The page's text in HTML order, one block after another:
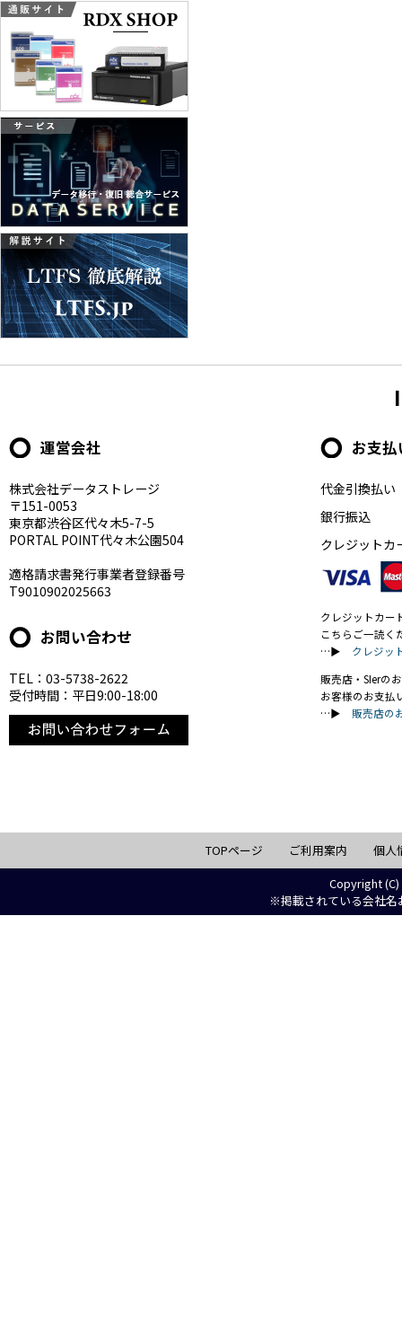
運営会社
株式会社データストレージ
〒151-0053
東京都渋谷区代々木5-7-5
PORTAL POINT代々木公園504
適格請求書発行事業者登録番号
T9010902025663
お問い合わせ
TEL：03-5738-2622
受付時間：平日9:00-18:00
お支
代金引換払い
銀行振込
クレジットカ
クレジットカー
こちらご一読く
…▶ クレジッ
販売店・SIerの
お客様のお支払
…▶ 販売店の
TOPページ ご利用案内
個人
Copyright
※掲載されている会社名